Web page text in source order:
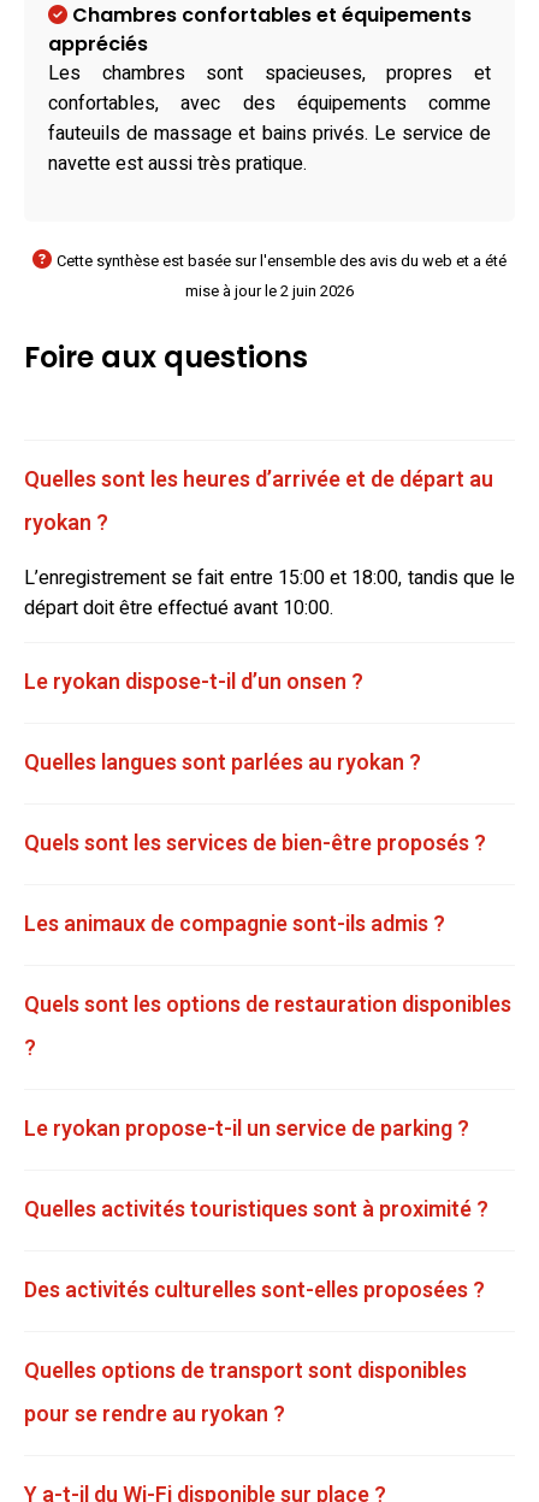
Chambres confortables et équipements
appréciés
Les chambres sont spacieuses, propres et
confortables, avec des équipements comme
fauteuils de massage et bains privés. Le service de
navette est aussi très pratique.
Cette synthèse est basée sur l'ensemble des avis du web et a été
mise à jour le 2 juin 2026
Foire aux questions
Quelles sont les heures d’arrivée et de départ au
ryokan ?
L’enregistrement se fait entre 15:00 et 18:00, tandis que le
départ doit être effectué avant 10:00.
Le ryokan dispose-t-il d’un onsen ?
Quelles langues sont parlées au ryokan ?
Quels sont les services de bien-être proposés ?
Les animaux de compagnie sont-ils admis ?
Quels sont les options de restauration disponibles
?
Le ryokan propose-t-il un service de parking ?
Quelles activités touristiques sont à proximité ?
Des activités culturelles sont-elles proposées ?
Quelles options de transport sont disponibles
pour se rendre au ryokan ?